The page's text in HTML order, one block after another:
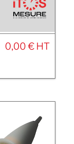
0,00 € HT